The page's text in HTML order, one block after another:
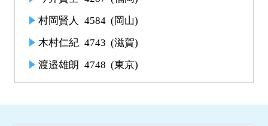
村岡賢人
4584 (岡山)
木村仁紀 4743 (滋賀)
渡邉雄朗 4748 (東京)